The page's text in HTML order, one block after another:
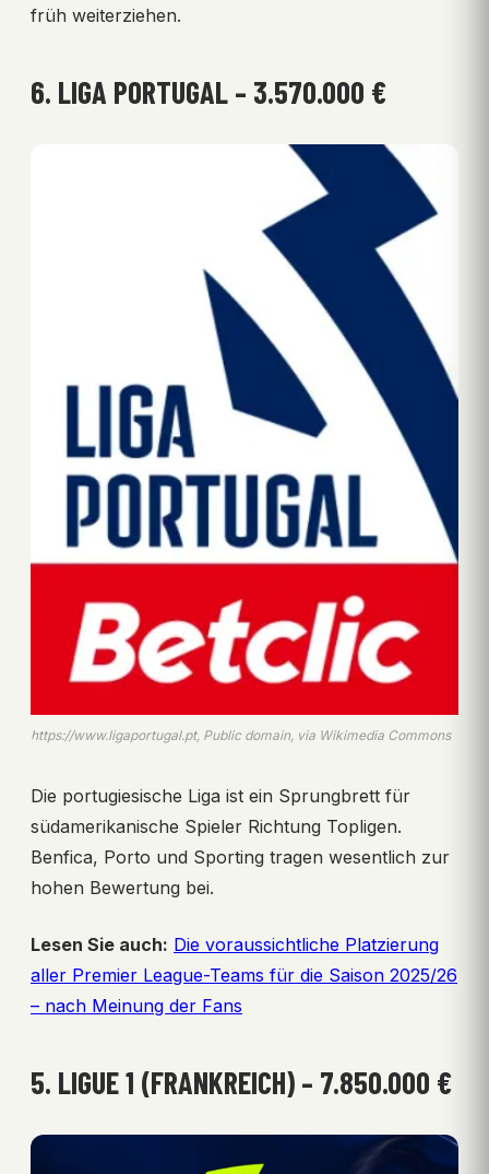
früh weiterziehen.
6. LIGA PORTUGAL – 3.570.000 €
https://www.ligaportugal.pt, Public domain, via Wikimedia Commons
Die portugiesische Liga ist ein Sprungbrett für
südamerikanische Spieler Richtung Topligen.
Benfica, Porto und Sporting tragen wesentlich zur
hohen Bewertung bei.
Lesen Sie auch: Die voraussichtliche Platzierung
aller Premier League-Teams für die Saison 2025/26
– nach Meinung der Fans
5. LIGUE 1 (FRANKREICH) – 7.850.000 €